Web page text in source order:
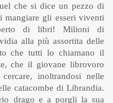
che si dice un pezzo di
mangiare gli esseri viventi
di libri! Milioni di
alla più assortita delle
che tutti lo chiamano il
che il giovane librovoro
inoltrandosi nelle
catacombe di Librandia.
drago e a porgli la sua